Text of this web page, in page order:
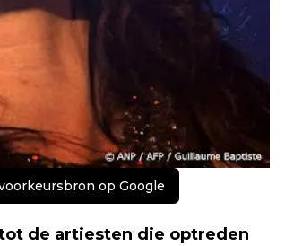
op Google
de artiesten die optreden